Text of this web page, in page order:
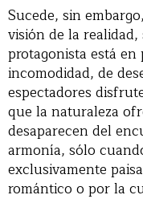
Sucede, sin
visión de la
protagonista está
incomodidad, de
espectadores
que la naturaleza
desaparecen del
armonía, sólo
exclusivamente
romántico o por la